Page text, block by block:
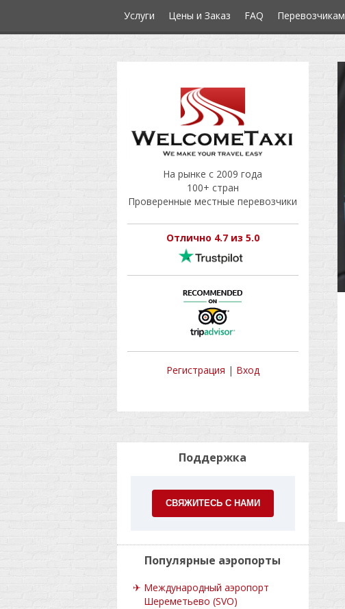
Услуги Цены и Заказ FAQ Перевозчикам
На рынке с 2009 года
100+ стран
Проверенные местные перевозчики
Отлично 4.7 из 5.0
Регистрация | Вход
Поддержка
СВЯЖИТЕСЬ С НАМИ
Популярные аэропорты
✈ Международный аэропорт
Шереметьево (SVO)